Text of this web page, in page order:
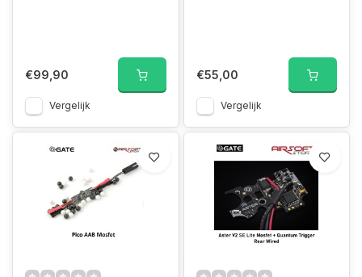
€99,90
Vergelijk
€55,00
Vergelijk